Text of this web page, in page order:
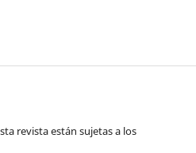
revista están sujetas a los